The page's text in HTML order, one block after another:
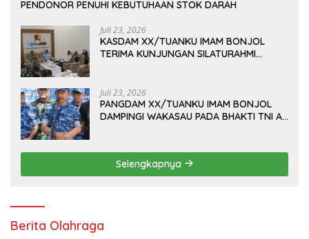
PENDONOR PENUHI KEBUTUHAAN STOK DARAH
Juli 23, 2026
KASDAM XX/TUANKU IMAM BONJOL
TERIMA KUNJUNGAN SILATURAHMI
Juli 23, 2026
PANGDAM XX/TUANKU IMAM BONJOL
DAMPINGI WAKASAU PADA BHAKTI TNI AU
Selengkapnya
Berita Olahraga